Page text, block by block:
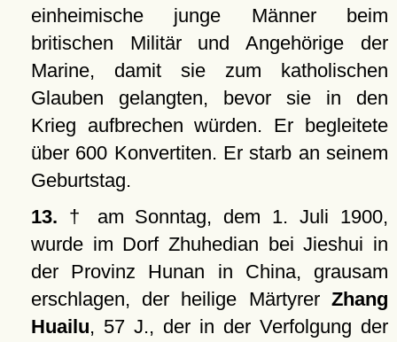
einheimische junge Männer beim
britischen Militär und Angehörige der
Marine, damit sie zum katholischen
Glauben gelangten, bevor sie in den
Krieg aufbrechen würden. Er begleitete
über 600 Konvertiten. Er starb an seinem
Geburtstag.
13. † am Sonntag, dem 1. Juli 1900,
wurde im Dorf Zhuhedian bei Jieshui in
der Provinz Hunan in China, grausam
erschlagen, der heilige Märtyrer Zhang
Huailu, 57 J., der in der Verfolgung der